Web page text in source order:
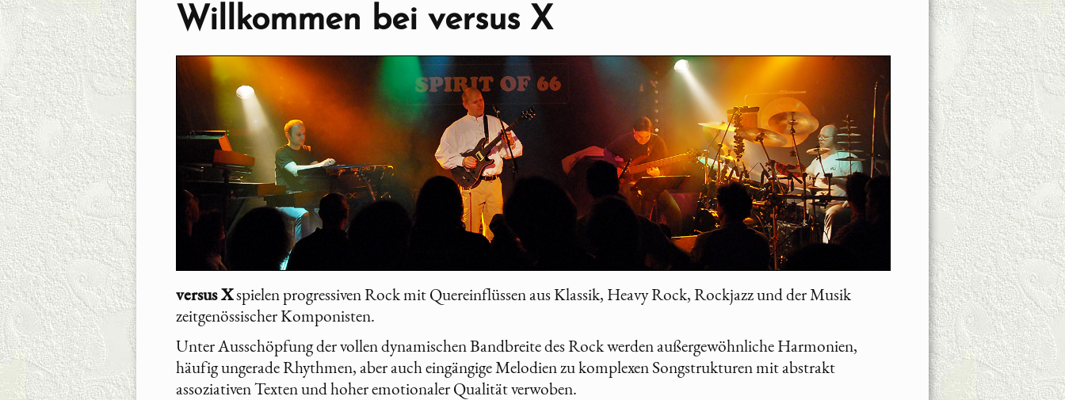
Willkommen bei versus X
versus Xspielen progressiven Rock mit Quereinflüssen aus Klassik, Heavy Rock, Rockjazz und der Musik
zeitgenössischer Komponisten.
Unter Ausschöpfung der vollen dynamischen Bandbreite des Rock werden außergewöhnliche Harmonien,
häufig ungerade Rhythmen, aber auch eingängige Melodien zu komplexen Songstrukturen mit abstrakt
assoziativen Texten und hoher emotionaler Qualität verwoben.